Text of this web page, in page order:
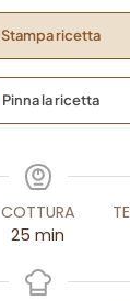
Stampa ricetta
Pinna la ricetta
COTTURA
25 min